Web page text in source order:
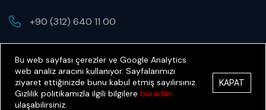
+90 (312) 640 11 00
Bu web sayfası çerezler ve Google Analytics
web analiz aracını kullanıyor. Sayfalarımızı
ziyaret ettiğinizde bunu kabul etmiş sayılırsınız.
Gizlilik politikamızla ilgili bilgilere buradan
ulaşabilirsiniz.
KAPAT